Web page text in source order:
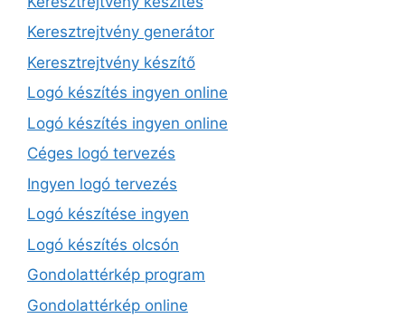
Keresztrejtvény generátor
Keresztrejtvény készítő
Logó készítés ingyen online
Logó készítés ingyen online
Céges logó tervezés
Ingyen logó tervezés
Logó készítése ingyen
Logó készítés olcsón
Gondolattérkép program
Gondolattérkép online